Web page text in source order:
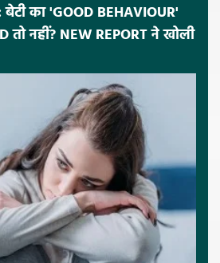
का 'GOOD BEHAVIOUR'
नहीं? NEW REPORT ने खोली